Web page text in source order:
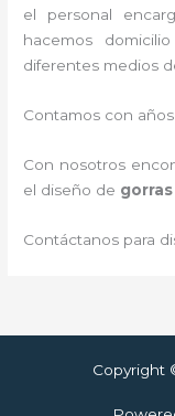
el personal
hacemos
diferentes medios
Contamos con
Con nosotros
el diseño de
Contáctanos para
Copyright